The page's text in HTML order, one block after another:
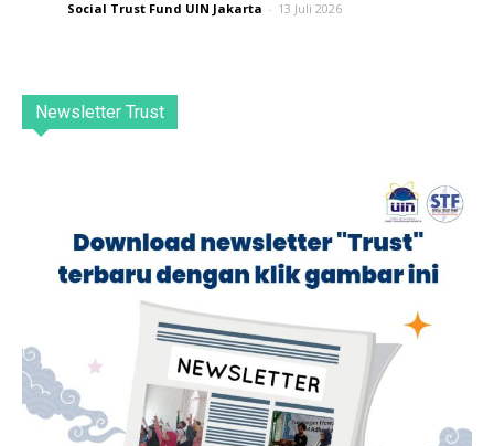
Social Trust Fund UIN Jakarta - 13 Juli 2026
Newsletter Trust